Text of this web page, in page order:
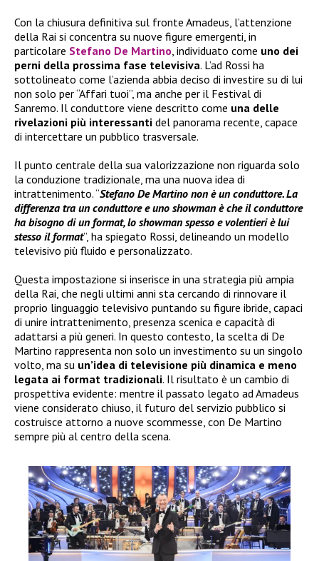
Con la chiusura definitiva sul fronte Amadeus, l’attenzione
della Rai si concentra su nuove figure emergenti, in
particolare Stefano De Martino, individuato come uno dei
perni della prossima fase televisiva. L’ad Rossi ha
sottolineato come l’azienda abbia deciso di investire su di lui
non solo per “Affari tuoi”, ma anche per il Festival di
Sanremo. Il conduttore viene descritto come una delle
rivelazioni più interessanti del panorama recente, capace
di intercettare un pubblico trasversale.
Il punto centrale della sua valorizzazione non riguarda solo
la conduzione tradizionale, ma una nuova idea di
intrattenimento. “Stefano De Martino non è un conduttore. La
differenza tra un conduttore e uno showman è che il conduttore
ha bisogno di un format, lo showman spesso e volentieri è lui
stesso il format”, ha spiegato Rossi, delineando un modello
televisivo più fluido e personalizzato.
Questa impostazione si inserisce in una strategia più ampia
della Rai, che negli ultimi anni sta cercando di rinnovare il
proprio linguaggio televisivo puntando su figure ibride, capaci
di unire intrattenimento, presenza scenica e capacità di
adattarsi a più generi. In questo contesto, la scelta di De
Martino rappresenta non solo un investimento su un singolo
volto, ma su un’idea di televisione più dinamica e meno
legata ai format tradizionali. Il risultato è un cambio di
prospettiva evidente: mentre il passato legato ad Amadeus
viene considerato chiuso, il futuro del servizio pubblico si
costruisce attorno a nuove scommesse, con De Martino
sempre più al centro della scena.